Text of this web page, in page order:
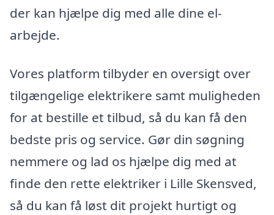
der kan hjælpe dig med alle dine el-
arbejde.
Vores platform tilbyder en oversigt over
tilgængelige elektrikere samt muligheden
for at bestille et tilbud, så du kan få den
bedste pris og service. Gør din søgning
nemmere og lad os hjælpe dig med at
finde den rette elektriker i Lille Skensved,
så du kan få løst dit projekt hurtigt og